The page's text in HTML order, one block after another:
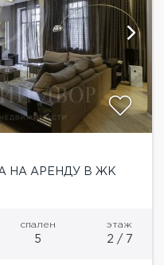
НА АРЕНДУ В ЖК
спален
5
этаж
2 / 7